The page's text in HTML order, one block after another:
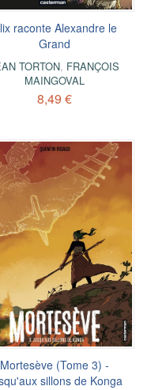
raconte Alexandre le
Grand
TORTON, FRANÇOIS
MAINGOVAL
8,49 €
Mortesève (Tome 3) -
sillons de Konga